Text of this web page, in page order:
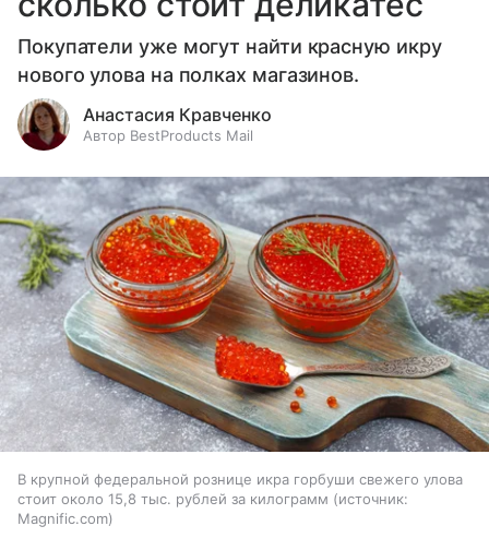
Покупатели уже могут найти красную икру
нового улова на полках магазинов.
Анастасия Кравченко
Автор BestProducts Mail
В крупной федеральной рознице икра горбуши свежего улова
стоит около 15,8 тыс. рублей за килограмм
источник:
Magnific.com